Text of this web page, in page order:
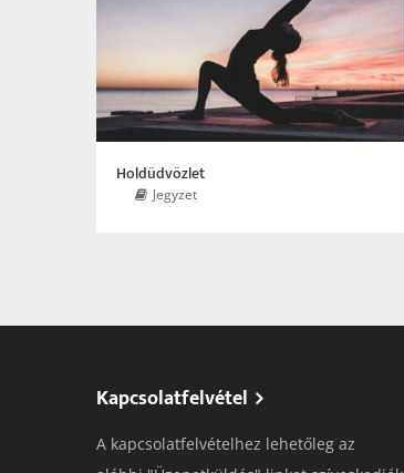
Holdüdvözlet
Jegyzet
Kapcsolatfelvétel
A kapcsolatfelvételhez lehetőleg az